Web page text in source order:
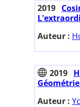
2019
Auteur :
2019
Auteur :